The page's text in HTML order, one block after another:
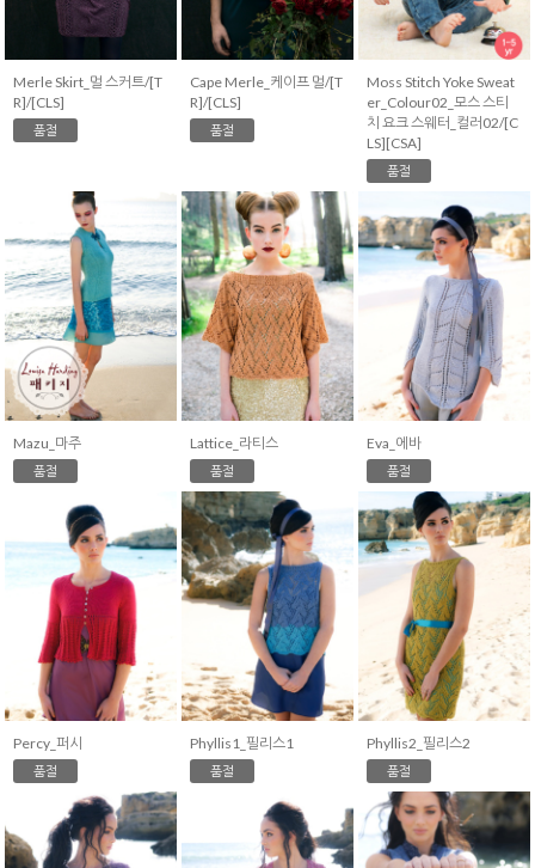
Merle Skirt_멀 스커트/[T
R]/[CLS]
품절
Cape Merle_케이프 멀/[T
R]/[CLS]
품절
Moss Stitch Yoke Sweat
er_Colour02_모스 스티
치 요크 스웨터_컬러02/[C
LS][CSA]
품절
Mazu_마주
품절
Lattice_라티스
품절
Eva_에바
품절
Percy_퍼시
품절
Phyllis1_필리스1
품절
Phyllis2_필리스2
품절